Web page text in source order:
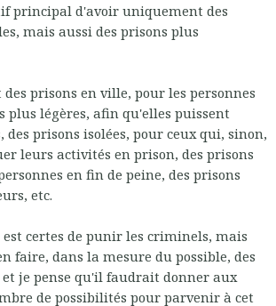
principal d'avoir uniquement des
mais aussi des prisons plus
prisons en ville, pour les personnes
plus légères, afin qu'elles puissent
des prisons isolées, pour ceux qui, sinon,
leurs activités en prison, des prisons
en fin de peine, des prisons
etc.
certes de punir les criminels, mais
faire, dans la mesure du possible, des
et je pense qu'il faudrait donner aux
de possibilités pour parvenir à cet